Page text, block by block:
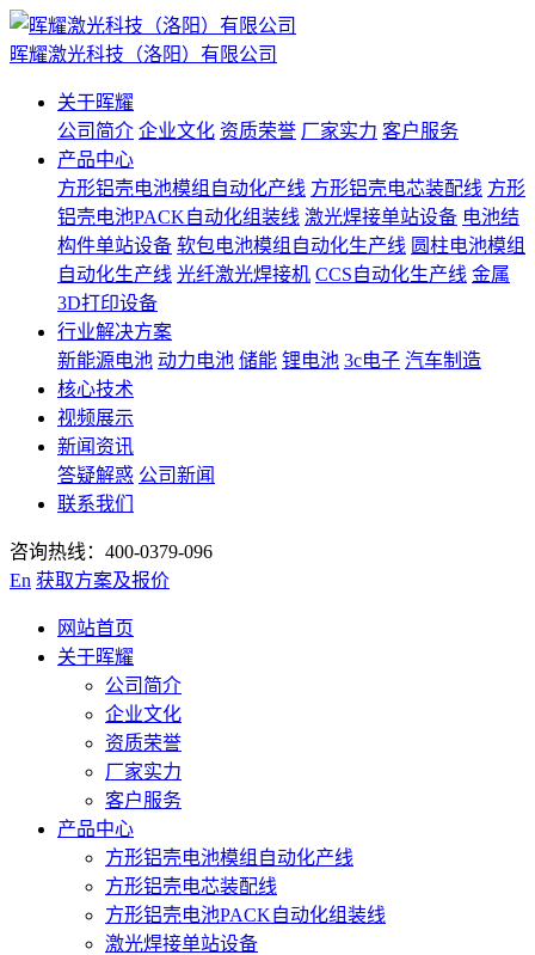
晖耀激光科技（洛阳）有限公司
关于晖耀
公司简介 企业文化 资质荣誉 厂家实力 客户服务
产品中心
方形铝壳电池模组自动化产线 方形铝壳电芯装配线 方形
铝壳电池PACK自动化组装线 激光焊接单站设备 电池结
构件单站设备 软包电池模组自动化生产线 圆柱电池模组
自动化生产线 光纤激光焊接机 CCS自动化生产线 金属
3D打印设备
行业解决方案
新能源电池 动力电池 储能 锂电池 3c电子 汽车制造
核心技术
视频展示
新闻资讯
答疑解惑 公司新闻
联系我们
咨询热线：400-0379-096
En 获取方案及报价
网站首页
关于晖耀
公司简介
企业文化
资质荣誉
厂家实力
客户服务
产品中心
方形铝壳电池模组自动化产线
方形铝壳电芯装配线
方形铝壳电池PACK自动化组装线
激光焊接单站设备